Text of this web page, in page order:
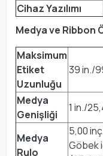
Cihaz Yazılımı
Medya ve Ribbon
Maksimum
Etiket
Uzunluğu
39 in./
Medya
Genişliği
1 in./
Medya
Rulo
5,00
Göbek